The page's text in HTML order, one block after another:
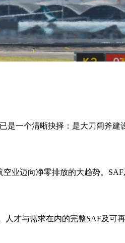
是一个清晰抉择：是大刀阔斧建
业迈向净零排放的大趋势。
才与需求在内的完整SAF及可再